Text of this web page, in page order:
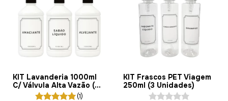
KIT Lavanderia 1000ml
C/ Válvula Alta Vazão (3
Unidades)
(1)
KIT Frascos PET Viagem
250ml (3 Unidades)